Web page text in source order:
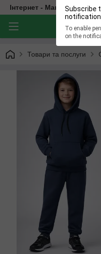
Subscribe
To enable
on the
Інтернет - Магазин
Товари та послуги